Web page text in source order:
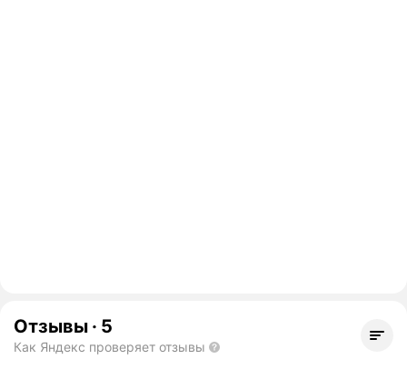
Отзывы · 5
Как Яндекс проверяет отзывы